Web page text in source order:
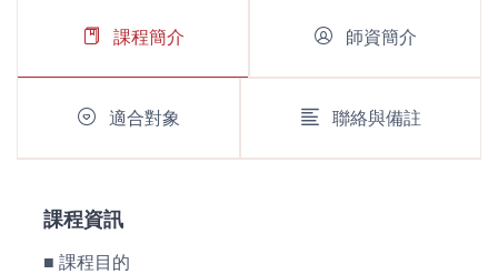
課程簡介 師資簡介
適合對象 聯絡與備註
課程資訊
■ 課程目的